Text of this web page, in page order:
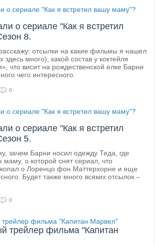
о сериале "Как я встретил
8.
отсылки на какие фильмы я нашел
здесь много), какой состав у коктейля
что висит на рождественской елке Барни
чего интересного.
0
о сериале "Как я встретил
5.
зачем Барни носил одежду Теда, где
маму, о которой снят сериал, что
о Лоренцо фон Маттерхорне и еще
Будет также много всяких отсылок –
0
трейлер фильма "Капитан